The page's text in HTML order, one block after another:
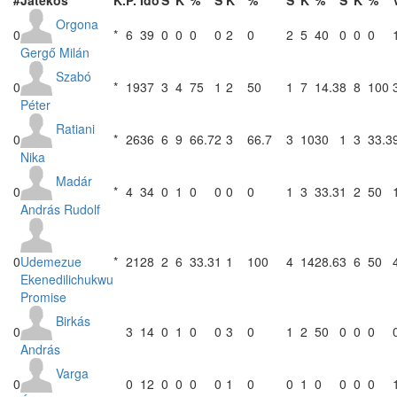
0
Orgona
Gergő Milán
* 6 39 0 0 0 0 2 0 2 5 40 0 0 0
0
Szabó
Péter
* 1937 3 4 75 1 2 50 1 7 14.38 8 100
0
Ratiani
Nika
* 2636 6 9 66.72 3 66.7 3 1030 1 3 33.3
0
Madár
András Rudolf
* 4 34 0 1 0 0 0 0 1 3 33.31 2 50
0Udemezue
Ekenedilichukwu
Promise
* 2128 2 6 33.31 1 100 4 1428.63 6 50
0
Birkás
András
3 14 0 1 0 0 3 0 1 2 50 0 0 0
0
Varga
0 12 0 0 0 0 1 0 0 1 0 0 0 0